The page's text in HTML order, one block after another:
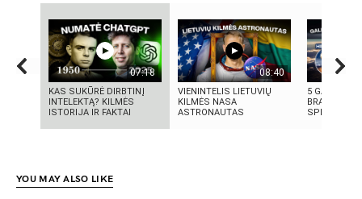
07:18
KAS SUKŪRĖ DIRBTINĮ
INTELEKTĄ? KILMĖS
ISTORIJA IR FAKTAI
08:40
VIENINTELIS LIETUVIŲ
KILMĖS NASA
ASTRONAUTAS
5
SPROGIMAI
YOU MAY ALSO LIKE